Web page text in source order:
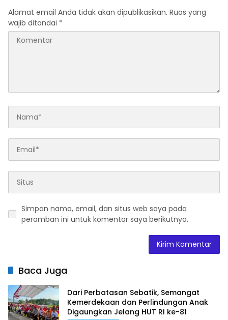
Alamat email Anda tidak akan dipublikasikan. Ruas yang
wajib ditandai *
Simpan nama, email, dan situs web saya pada
peramban ini untuk komentar saya berikutnya.
Baca Juga
Dari Perbatasan Sebatik, Semangat
Kemerdekaan dan Perlindungan Anak
Digaungkan Jelang HUT RI ke-81